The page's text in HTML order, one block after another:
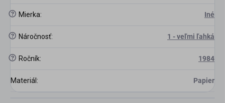
? Mierka: Iné
? Náročnosť: 1 - veľmi ľahká
? Ročník: 1984
Materiál : Papier